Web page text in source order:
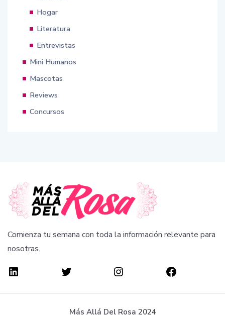
Hogar
Literatura
Entrevistas
Mini Humanos
Mascotas
Reviews
Concursos
Comienza tu semana con toda la información relevante para
nosotras.
Más Allá Del Rosa 2024